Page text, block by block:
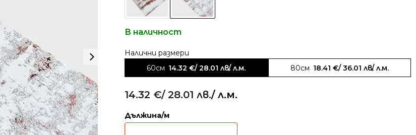
В наличност
60см 14.32€/ 28.01 лв./ л.м. 80см 18.41 €/ 36.01 лв./ л.м.
14.32 €/ 28.01 лв./ л.м.
Дължина/м
Alternative: